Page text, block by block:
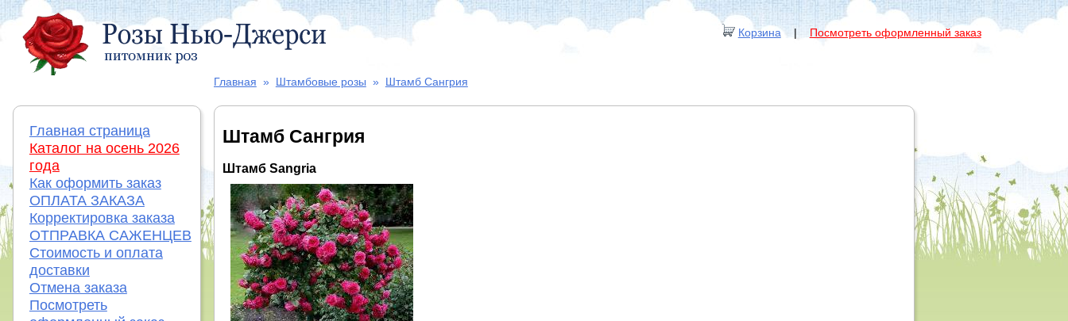
Корзина| Посмотреть оформленный заказ
Главная » Штамбовые розы » Штамб Сангрия
Штамб Сангрия
Штамб Sangria
Главная страница
Каталог на осень 2026
года
Как оформить заказ
ОПЛАТА ЗАКАЗА
Корректировка заказа
ОТПРАВКА САЖЕНЦЕВ
Стоимость и оплата
доставки
Отмена заказа
Посмотреть